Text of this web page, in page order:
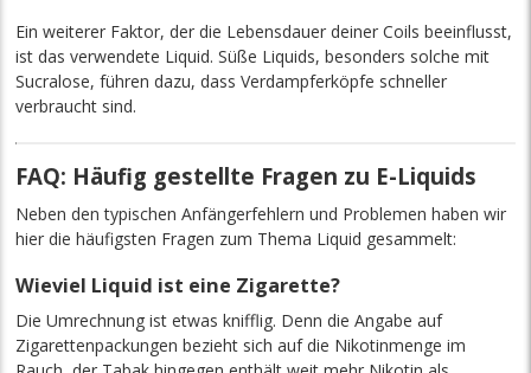
Ein weiterer Faktor, der die Lebensdauer deiner Coils beeinflusst,
ist das verwendete Liquid. Süße Liquids, besonders solche mit
Sucralose, führen dazu, dass Verdampferköpfe schneller
verbraucht sind.
FAQ: Häufig gestellte Fragen zu E-Liquids
Neben den typischen Anfängerfehlern und Problemen haben wir
hier die häufigsten Fragen zum Thema Liquid gesammelt:
Wieviel Liquid ist eine Zigarette?
Die Umrechnung ist etwas knifflig. Denn die Angabe auf
Zigarettenpackungen bezieht sich auf die Nikotinmenge im